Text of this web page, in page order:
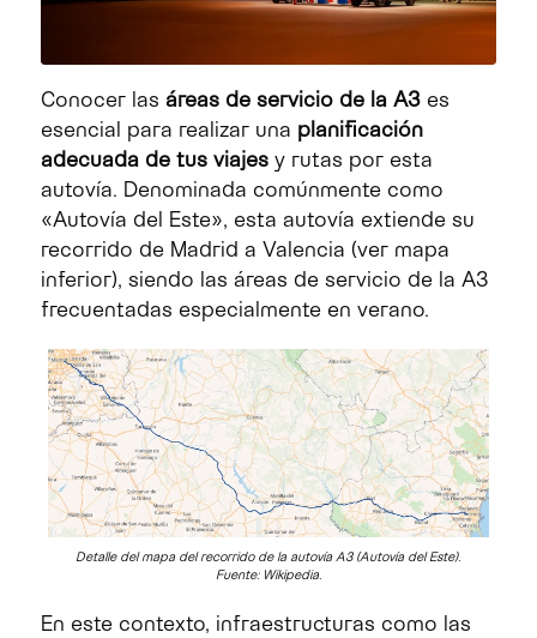
Conocer las áreas de servicio de la A3es
esencial para realizar una planificación
adecuada de tus viajesy rutas por esta
autovía. Denominada comúnmente como
«Autovía del Este», esta autovía extiende su
recorrido de Madrid a Valencia (ver mapa
inferior), siendo las áreas de servicio de la A3
frecuentadas especialmente en verano.
Detalle del mapa del recorrido de la autovía A3 (Autovía del Este).
Fuente: Wikipedia.
En este contexto, infraestructuras como las